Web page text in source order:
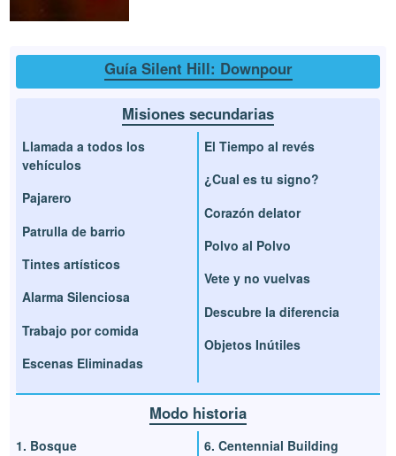
Guía Silent Hill: Downpour
Misiones secundarias
Llamada a todos los
vehículos
Pajarero
Patrulla de barrio
Tintes artísticos
Alarma Silenciosa
Trabajo por comida
Escenas Eliminadas
El Tiempo al revés
¿Cual es tu signo?
Corazón delator
Polvo al Polvo
Vete y no vuelvas
Descubre la diferencia
Objetos Inútiles
Modo historia
1. Bosque
6. Centennial Building